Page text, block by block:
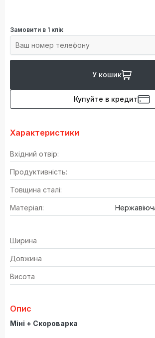
Замовити в 1 клік
У кошик
Купуйте в кредит
Характеристики
Вхідний отвір:
Продуктивність:
Товщина сталі:
Матеріал:
Ширина
Довжина
Висота
Опис
Міні + Скороварка